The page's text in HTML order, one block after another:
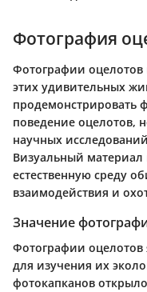
Фотография
Фотографии
этих удивительных
продемонстрировать
поведение оцелотов,
научных
Визуальный
естественную среду
взаимодействия и
Значение
Фотографии
для изучения их
фотокапканов